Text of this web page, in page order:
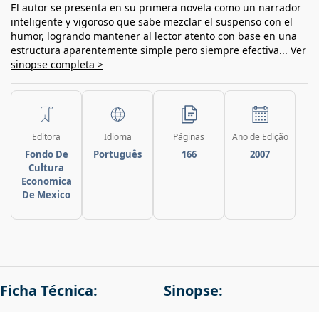
El autor se presenta en su primera novela como un narrador
inteligente y vigoroso que sabe mezclar el suspenso con el
humor, logrando mantener al lector atento con base en una
estructura aparentemente simple pero siempre efectiva... Ver
sinopse completa >
Editora
Fondo De
Cultura
Economica
De Mexico
Idioma
Português
Páginas
166
Ano de Edição
2007
Ficha Técnica: Sinopse: